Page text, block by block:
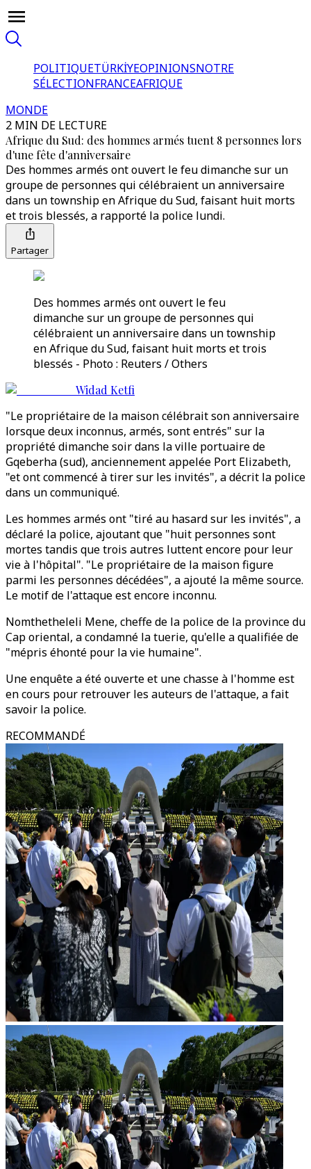
POLITIQUETÜRKİYEOPINIONSNOTRE
SÉLECTIONFRANCEAFRIQUE
MONDE
2 MIN DE LECTURE
Afrique du Sud: des hommes armés tuent 8 personnes lors
d'une fête d'anniversaire
Des hommes armés ont ouvert le feu dimanche sur un
groupe de personnes qui célébraient un anniversaire
dans un township en Afrique du Sud, faisant huit morts
et trois blessés, a rapporté la police lundi.
Partager
Des hommes armés ont ouvert le feu
dimanche sur un groupe de personnes qui
célébraient un anniversaire dans un township
en Afrique du Sud, faisant huit morts et trois
blessés - Photo : Reuters / Others
Widad Ketfi
"Le propriétaire de la maison célébrait son anniversaire
lorsque deux inconnus, armés, sont entrés" sur la
propriété dimanche soir dans la ville portuaire de
Gqeberha (sud), anciennement appelée Port Elizabeth,
"et ont commencé à tirer sur les invités", a décrit la police
dans un communiqué.
Les hommes armés ont "tiré au hasard sur les invités", a
déclaré la police, ajoutant que "huit personnes sont
mortes tandis que trois autres luttent encore pour leur
vie à l'hôpital". "Le propriétaire de la maison figure
parmi les personnes décédées", a ajouté la même source.
Le motif de l'attaque est encore inconnu.
Nomthetheleli Mene, cheffe de la police de la province du
Cap oriental, a condamné la tuerie, qu'elle a qualifiée de
"mépris éhonté pour la vie humaine".
Une enquête a été ouverte et une chasse à l'homme est
en cours pour retrouver les auteurs de l'attaque, a fait
savoir la police.
RECOMMANDÉ